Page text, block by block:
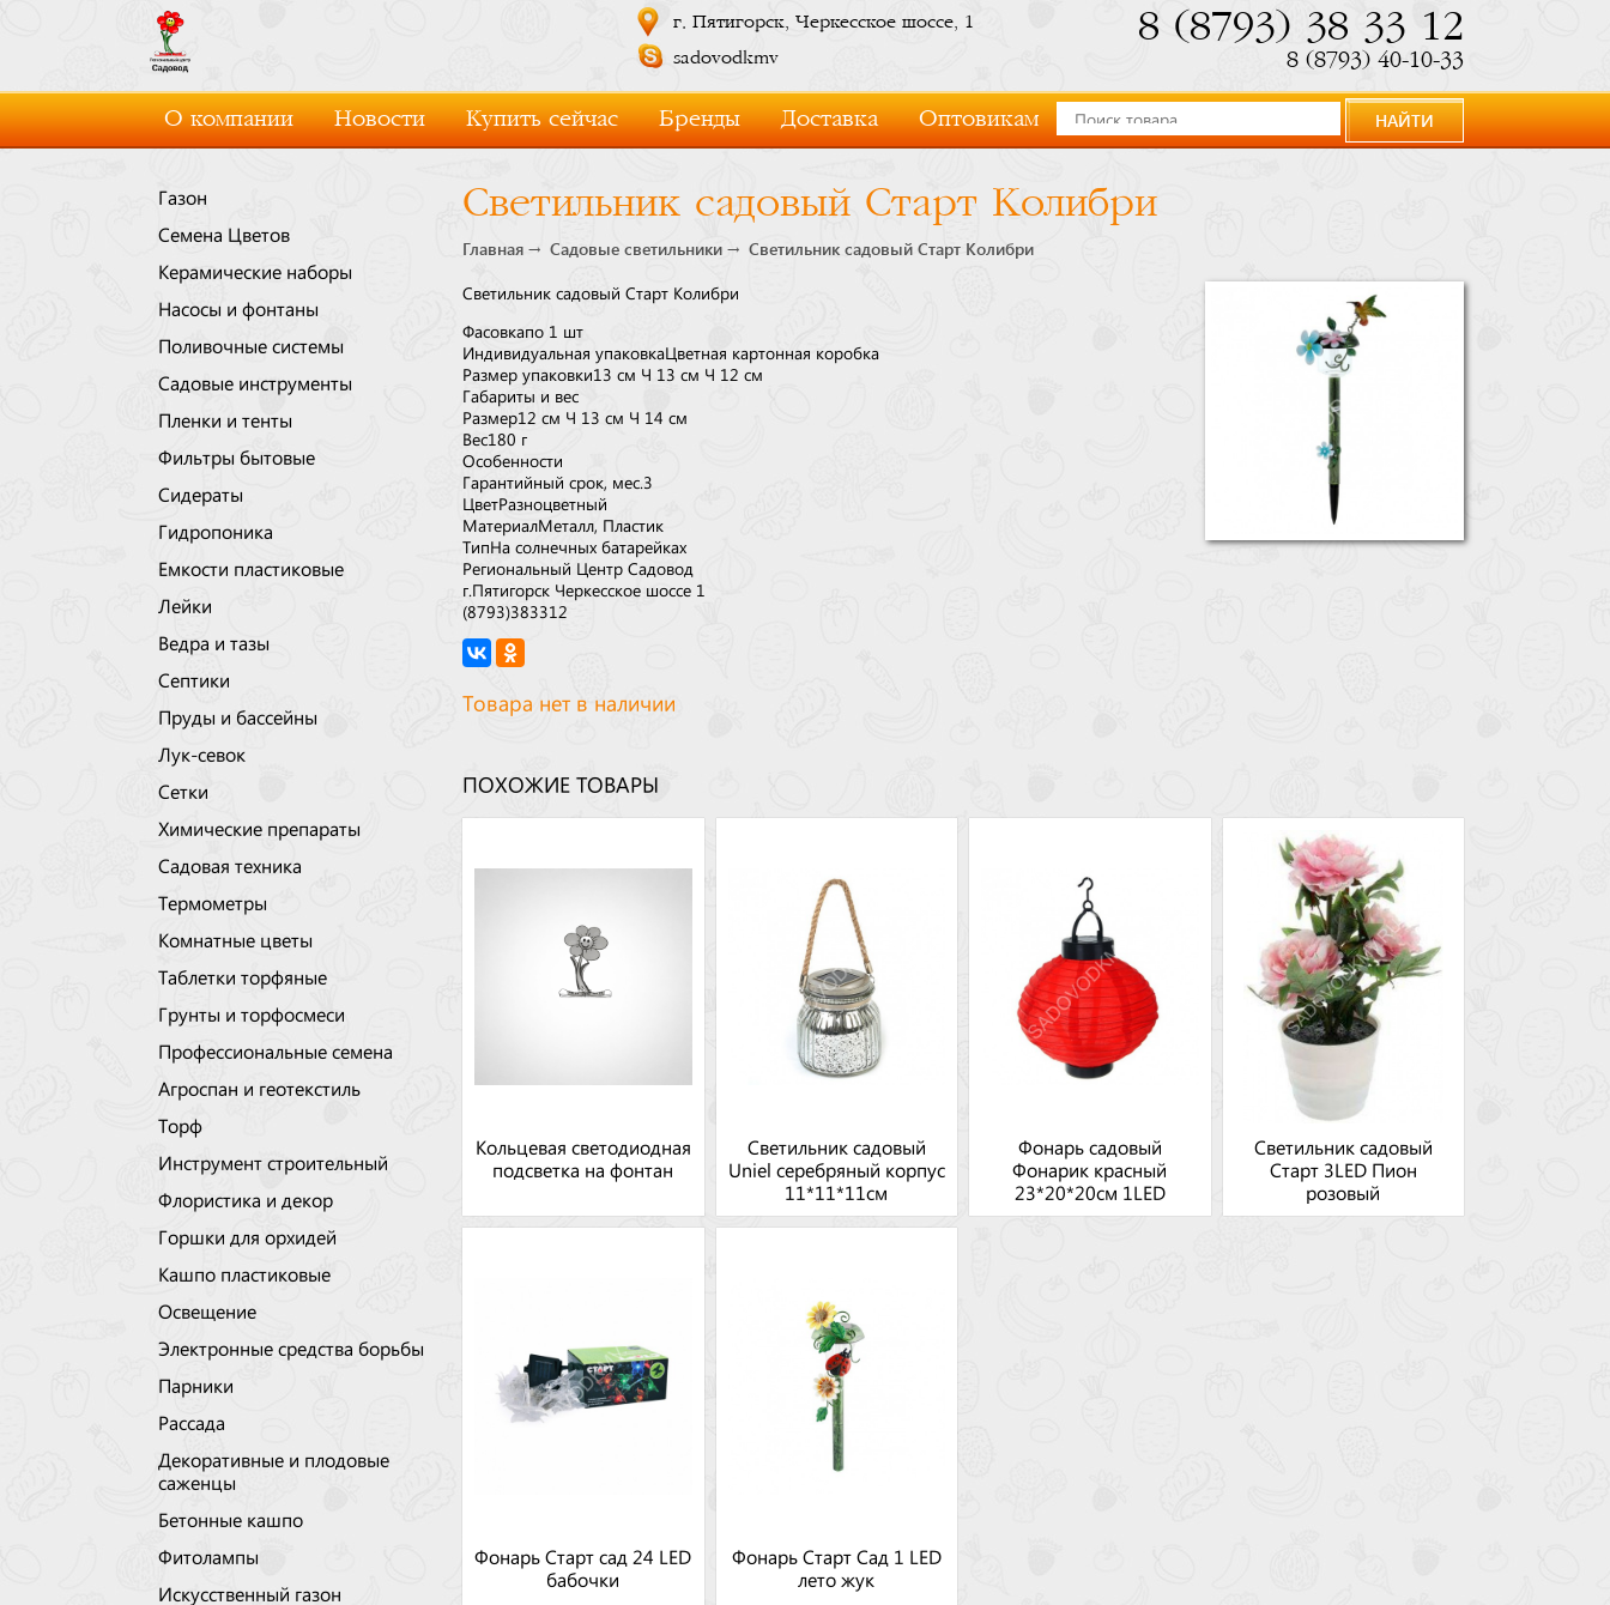
г. Пятигорск, Черкесское шоссе, 1
sadovodkmv
8 (8793) 38 33 12
8 (8793) 40-10-33
О компании Новости Купить сейчас Бренды Доставка Оптовикам НАЙТИ
Газон
Семена Цветов
Керамические наборы
Насосы и фонтаны
Поливочные системы
Садовые инструменты
Пленки и тенты
Фильтры бытовые
Сидераты
Гидропоника
Емкости пластиковые
Лейки
Ведра и тазы
Септики
Пруды и бассейны
Лук-севок
Сетки
Химические препараты
Садовая техника
Термометры
Комнатные цветы
Таблетки торфяные
Грунты и торфосмеси
Профессиональные семена
Агроспан и геотекстиль
Торф
Инструмент строительный
Флористика и декор
Горшки для орхидей
Кашпо пластиковые
Освещение
Электронные средства борьбы
Парники
Рассада
Декоративные и плодовые
саженцы
Бетонные кашпо
Фитолампы
Искусственный газон
Светильник садовый Старт Колибри
Главная Садовые светильники Светильник садовый Старт Колибри
Светильник садовый Старт Колибри
Фасовкапо 1 шт
Индивидуальная упаковка Цветная картонная коробка
Размер упаковки 13 см × 13 см × 12 см
Габариты и вес
Размер12 см × 13 см × 14 см
Вес180 г
Особенности
Гарантийный срок, мес. 3
Цвет Разноцветный
Материал Металл, Пластик
Тип На солнечных батарейках
Региональный Центр Садовод
г.Пятигорск Черкесское шоссе 1
(8793)383312
Товара нет в наличии
ПОХОЖИЕ ТОВАРЫ
Кольцевая светодиодная
подсветка на фонтан
Светильник садовый
Uniel серебряный корпус
11*11*11см
Фонарь садовый
Фонарик красный
23*20*20см 1LED
текстиль
Светильник садовый
Старт 3LED Пион
розовый
Фонарь Старт сад 24 LED
бабочки
Фонарь Старт Сад 1 LED
лето жук